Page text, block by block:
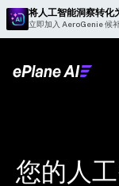
将人工智能洞察转化
立即加入 AeroGenie 候
您的人